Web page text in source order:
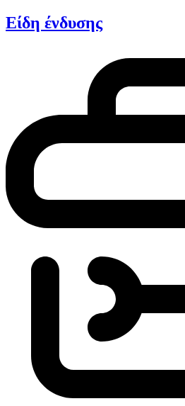
Είδη ένδυσης